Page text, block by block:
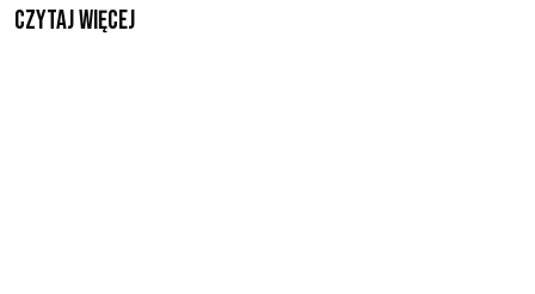
czytaj więcej